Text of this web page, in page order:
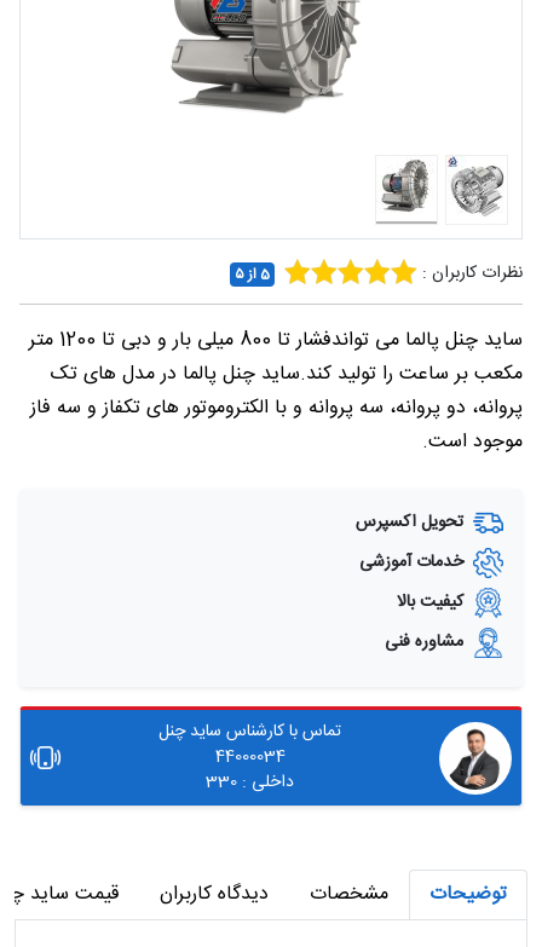
درباره
ما
نظرات کاربران : 5 از ۵
ساید چنل پالما می تواندفشار تا 800 میلی بار و دبی تا 1200 متر
مکعب بر ساعت را تولید کند.ساید چنل پالما در مدل های تک
پروانه، دو پروانه، سه پروانه و با الکتروموتور های تکفاز و سه فاز
موجود است.
تحویل اکسپرس
خدمات آموزشی
کیفیت بالا
مشاوره فنی
تماس با کارشناس ساید چنل
44000034
داخلی : 330
توضیحات مشخصات دیدگاه کاربران قیمت ساید